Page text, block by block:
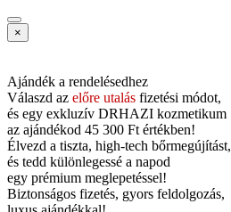
×
Ajándék a rendelésedhez
Válaszd az előre utalás fizetési módot,
és egy exkluzív DRHAZI kozmetikum
az ajándékod 45 300 Ft értékben!
Élvezd a tiszta, high-tech bőrmegújítást,
és tedd különlegessé a napod
egy prémium meglepetéssel!
Biztonságos fizetés, gyors feldolgozás,